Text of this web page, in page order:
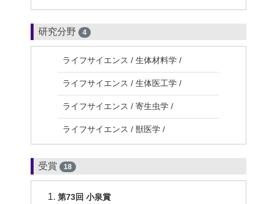
研究分野 4
ライフサイエンス / 生体材料学 /
ライフサイエンス / 生体医工学 /
ライフサイエンス / 寄生虫学 /
ライフサイエンス / 獣医学 /
受賞 18
第73回 小泉賞